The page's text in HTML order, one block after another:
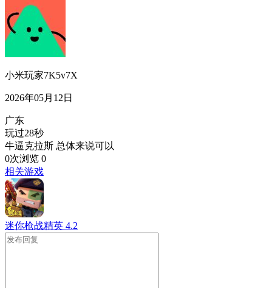
小米玩家7K5v7X
2026年05月12日
广东
玩过28秒
牛逼克拉斯 总体来说可以
0次浏览 0
相关游戏
迷你枪战精英 4.2